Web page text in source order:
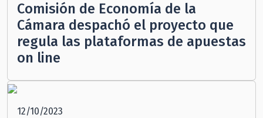
Comisión de Economía de la
Cámara despachó el proyecto que
regula las plataformas de apuestas
on line
12/10/2023